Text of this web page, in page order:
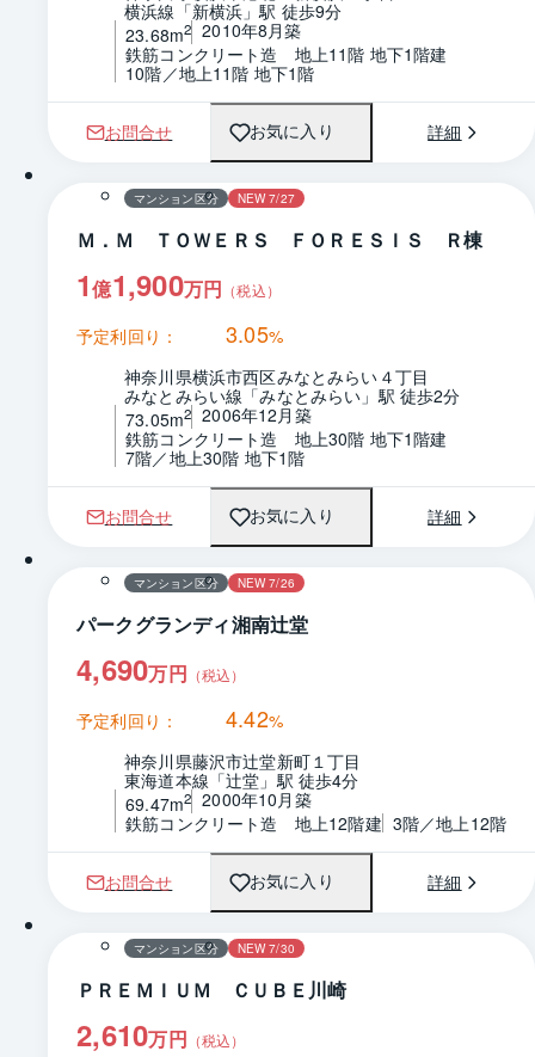
横浜線「新横浜」駅 徒歩9分
23.68m2 2010年8月築
鉄筋コンクリート造　地上11階 地下1階建
10階／地上11階 地下1階
お問合せ お気に入り 詳細
1 / 0 間取り
マンション区分 NEW 7/27
Ｍ．Ｍ ＴＯＷＥＲＳ ＦＯＲＥＳＩＳ Ｒ棟
1億1,900万円 （税込）
予定利回り： 3.05%
神奈川県横浜市西区みなとみらい４丁目
みなとみらい線「みなとみらい」駅 徒歩2分
73.05m2 2006年12月築
鉄筋コンクリート造　地上30階 地下1階建
7階／地上30階 地下1階
お問合せ お気に入り 詳細
1 / 0 間取り
マンション区分 NEW 7/26
パークグランディ湘南辻堂
4,690万円 （税込）
予定利回り： 4.42%
神奈川県藤沢市辻堂新町１丁目
東海道本線「辻堂」駅 徒歩4分
69.47m2 2000年10月築
鉄筋コンクリート造　地上12階建 3階／地上12階
お問合せ お気に入り 詳細
1 / 0 間取り
マンション区分 NEW 7/30
ＰＲＥＭＩＵＭ ＣＵＢＥ川崎
2,610万円 （税込）